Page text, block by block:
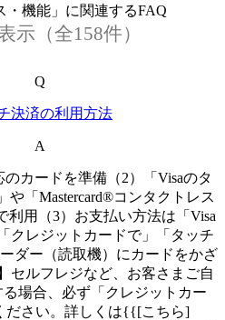
・機能」に関連するFAQ
示（全158件）
Q
決済の利用方法
A
のカードを準備（2）「Visaのタ
や「Mastercard®コンタクトレス
利用（3）お支払い方法は「Visa
クレジットカードで」「タッチ
ダー（読取機）にカードをかざ
セルフレジなど、お客さまご自
場合、必ず「クレジットカー
ださい。詳しくは{{[こちら]